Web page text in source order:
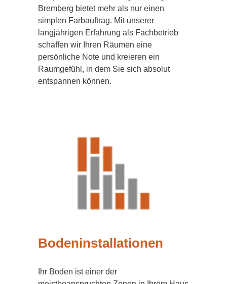
Bremberg bietet mehr als nur einen
simplen Farbauftrag. Mit unserer
langjährigen Erfahrung als Fachbetrieb
schaffen wir Ihren Räumen eine
persönliche Note und kreieren ein
Raumgefühl, in dem Sie sich absolut
entspannen können.
Bodeninstallationen
Ihr Boden ist einer der